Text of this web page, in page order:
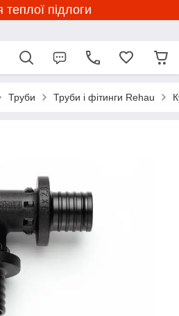
підлоги
Труби Труби і фітинги Rehau